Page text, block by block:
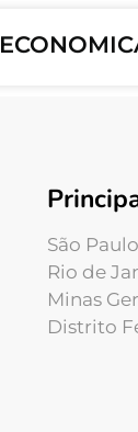
São Paulo
Rio de
Minas
Distrito